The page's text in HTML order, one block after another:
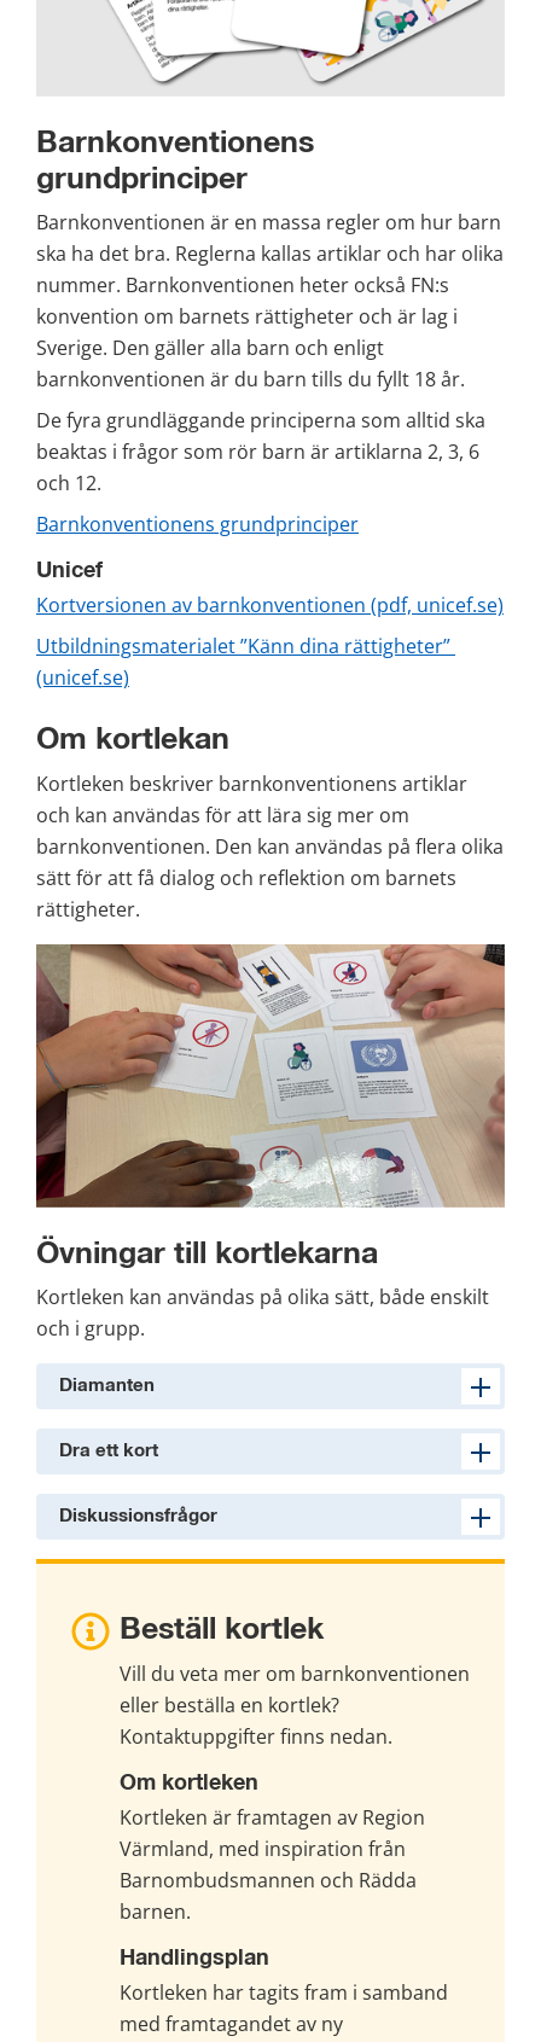
Barnkonventionens
grundprinciper
Barnkonventionen är en massa regler om hur barn
ska ha det bra. Reglerna kallas artiklar och har olika
nummer. Barnkonventionen heter också FN:s
konvention om barnets rättigheter och är lag i
Sverige. Den gäller alla barn och enligt
barnkonventionen är du barn tills du fyllt 18 år.
De fyra grundläggande principerna som alltid ska
beaktas i frågor som rör barn är artiklarna 2, 3, 6
och 12.
Barnkonventionens grundprinciper
Unicef
Kortversionen av barnkonventionen (pdf, unicef.se)
Utbildningsmaterialet ”Känn dina rättigheter”
(unicef.se)
Om kortlekan
Kortleken beskriver barnkonventionens artiklar
och kan användas för att lära sig mer om
barnkonventionen. Den kan användas på flera olika
sätt för att få dialog och reflektion om barnets
rättigheter.
Övningar till kortlekarna
Kortleken kan användas på olika sätt, både enskilt
och i grupp.
Diamanten
Dra ett kort
Diskussionsfrågor
Beställ kortlek
Vill du veta mer om barnkonventionen
eller beställa en kortlek?
Kontaktuppgifter finns nedan.
Om kortleken
Kortleken är framtagen av Region
Värmland, med inspiration från
Barnombudsmannen och Rädda
barnen.
Handlingsplan
Kortleken har tagits fram i samband
med framtagandet av ny